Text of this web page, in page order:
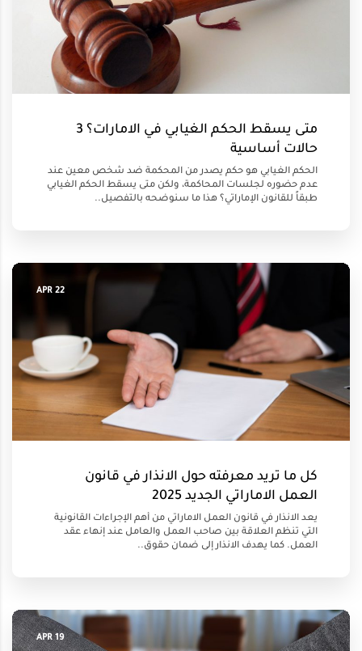
متى يسقط الحكم الغيابي في الامارات؟ 3
حالات أساسية
الحكم الغيابي هو حكم يصدر من المحكمة ضد شخص معين عند
عدم حضوره لجلسات المحاكمة، ولكن متى يسقط الحكم الغيابي
طبقاً للقانون الإماراتي؟ هذا ما سنوضحه بالتفصيل..
22 APR
كل ما تريد معرفته حول الانذار في قانون
العمل الاماراتي الجديد 2025
يعد الانذار في قانون العمل الاماراتي من أهم الإجراءات القانونية
التي تنظم العلاقة بين صاحب العمل والعامل عند إنهاء عقد
العمل. كما يهدف الانذار إلى ضمان حقوق..
19 APR